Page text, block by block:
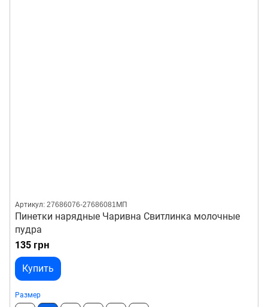
Артикул: 27686076-27686081МП
Пинетки нарядные Чаривна Свитлинка молочные
пудра
135 грн
Купить
Размер